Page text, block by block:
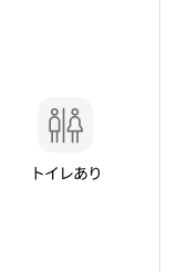
トイレあり